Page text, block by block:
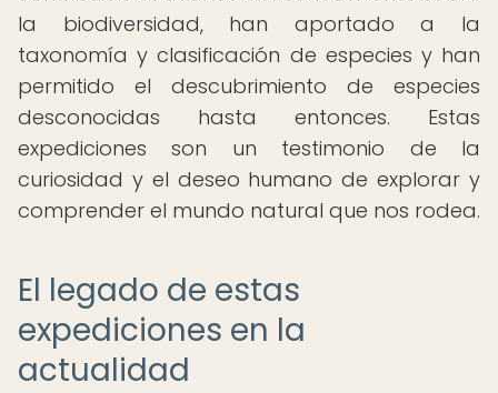
la biodiversidad, han aportado a la
taxonomía y clasificación de especies y han
permitido el descubrimiento de especies
desconocidas hasta entonces. Estas
expediciones son un testimonio de la
curiosidad y el deseo humano de explorar y
comprender el mundo natural que nos rodea.
El legado de estas
expediciones en la
actualidad